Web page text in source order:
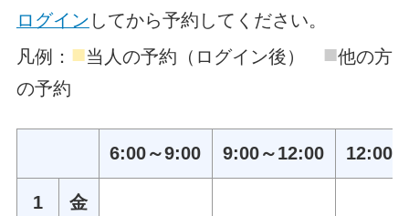
ログイン してから予約してください。
凡例： ■当人の予約（ログイン後） ■他の方
の予約
6:00～9:00 9:00～12:00 12:00
1 金